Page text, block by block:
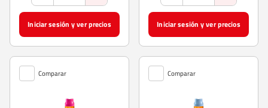
Iniciar sesión y ver precios Iniciar sesión y ver precios
Comparar Comparar